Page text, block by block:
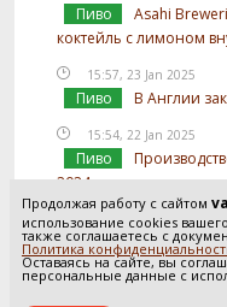
Продолжая работу с сайтом
использование cookies
также соглашаетесь с
Политика
Оставаясь на сайте, вы
персональные данные с
Пиво
Asahi
коктейль с лимоном
15:57, 23 Jan 2025
Пиво В Англии
15:54, 22 Jan 2025
Пиво
2024 году
15:52, 21 Jan 2025
Пиво
В России
использование